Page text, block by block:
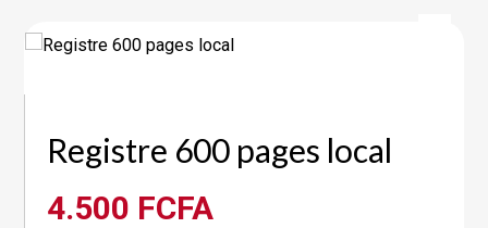
Registre 600 pages local
4.500 FCFA